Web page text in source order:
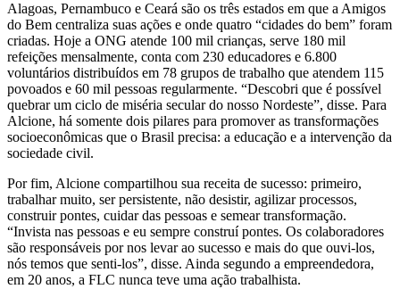
Alagoas, Pernambuco e Ceará são os três estados em que a Amigos
do Bem centraliza suas ações e onde quatro “cidades do bem” foram
criadas. Hoje a ONG atende 100 mil crianças, serve 180 mil
refeições mensalmente, conta com 230 educadores e 6.800
voluntários distribuídos em 78 grupos de trabalho que atendem 115
povoados e 60 mil pessoas regularmente. “Descobri que é possível
quebrar um ciclo de miséria secular do nosso Nordeste”, disse. Para
Alcione, há somente dois pilares para promover as transformações
socioeconômicas que o Brasil precisa: a educação e a intervenção da
sociedade civil.
Por fim, Alcione compartilhou sua receita de sucesso: primeiro,
trabalhar muito, ser persistente, não desistir, agilizar processos,
construir pontes, cuidar das pessoas e semear transformação.
“Invista nas pessoas e eu sempre construí pontes. Os colaboradores
são responsáveis por nos levar ao sucesso e mais do que ouvi-los,
nós temos que senti-los”, disse. Ainda segundo a empreendedora,
em 20 anos, a FLC nunca teve uma ação trabalhista.